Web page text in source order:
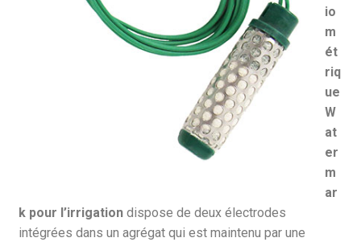
io
m
ét
riq
ue
W
at
er
m
ar
k pour l’irrigation dispose de deux électrodes
intégrées dans un agrégat qui est maintenu par une